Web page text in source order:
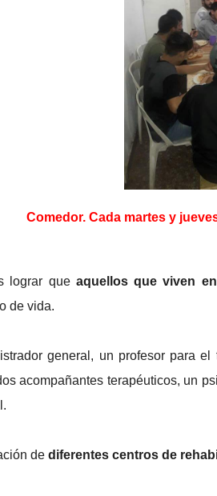
Comedor. Cada martes y
lograr que aquellos que viven
de vida.
general, un profesor para
acompañantes terapéuticos, un
dediferentes centros de